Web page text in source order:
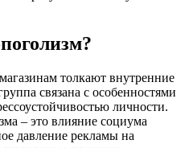
толкают внутренние
связана с особенностями
личности.
– это влияние социума
давление рекламы на